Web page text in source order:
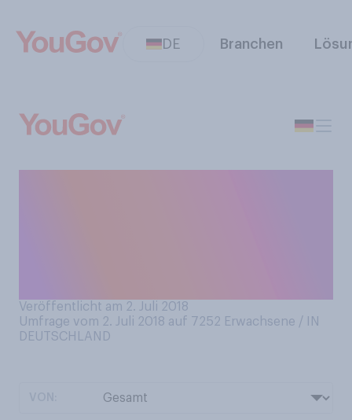
DE Branchen
Veröffentlicht am 2. Juli 2018
Umfrage vom 2. Juli 2018 auf 7252 Erwachsene / IN
DEUTSCHLAND